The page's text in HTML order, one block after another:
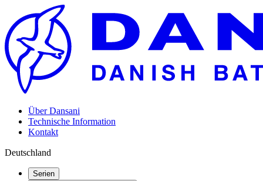
Über Dansani
Technische Information
Kontakt
Deutschland
Serien